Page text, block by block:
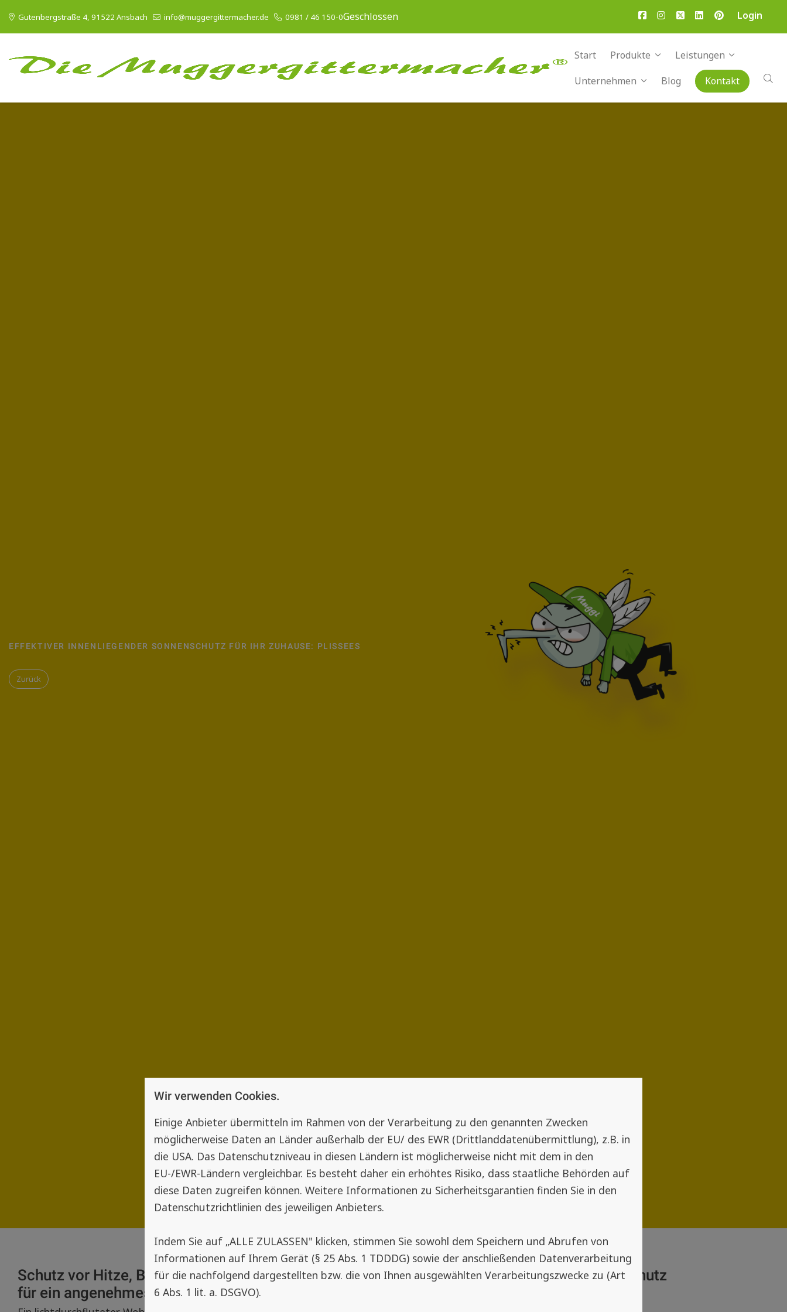
Gutenbergstraße 4, 91522 Ansbach info@muggergittermacher.de 0981 / 46 150-0Geschlossen Login
Start Produkte
Leistungen
Unternehmen
Blog Kontakt
EFFEKTIVER INNENLIEGENDER SONNENSCHUTZ FÜR IHR ZUHAUSE: PLISSEES
Zurück
Schutz vor Hitze, Blendung und neugierigen Blicken –
für ein angenehmes Wohngefühl
Vorteile von Plissees für Sonnenschutz
Wir verwenden Cookies.
Einige Anbieter übermitteln im Rahmen von der Verarbeitung zu den genannten Zwecken
möglicherweise Daten an Länder außerhalb der EU/ des EWR (Drittlanddatenübermittlung), z.B. in
die USA. Das Datenschutzniveau in diesen Ländern ist möglicherweise nicht mit dem in den
EU-/EWR-Ländern vergleichbar. Es besteht daher ein erhöhtes Risiko, dass staatliche Behörden auf
diese Daten zugreifen können. Weitere Informationen zu Sicherheitsgarantien finden Sie in den
Datenschutzrichtlinien des jeweiligen Anbieters.
Indem Sie auf „ALLE ZULASSEN" klicken, stimmen Sie sowohl dem Speichern und Abrufen von
Informationen auf Ihrem Gerät (§ 25 Abs. 1 TDDDG) sowie der anschließenden Datenverarbeitung
für die nachfolgend dargestellten bzw. die von Ihnen ausgewählten Verarbeitungszwecke zu (Art
6 Abs. 1 lit. a. DSGVO).